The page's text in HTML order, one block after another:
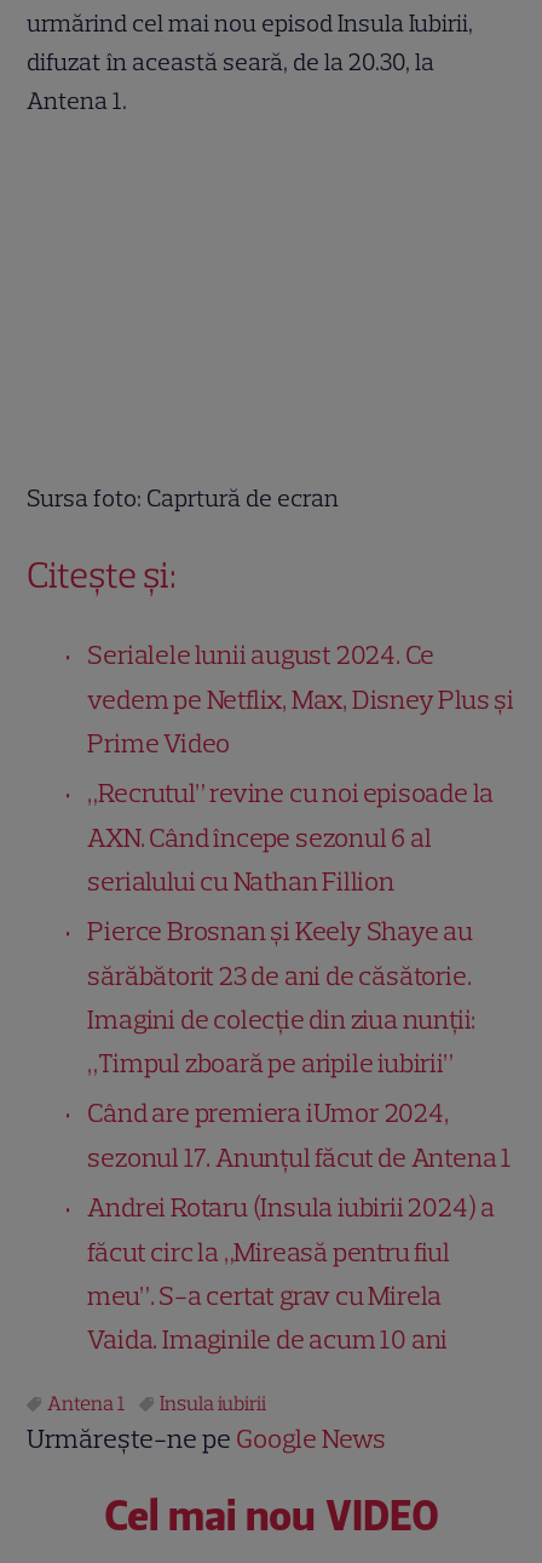
urmărind cel mai nou episod Insula Iubirii,
difuzat în această seară, de la 20.30, la
Antena 1.
Sursa foto: Caprtură de ecran
Citește și:
Serialele lunii august 2024. Ce
vedem pe Netflix, Max, Disney Plus și
Prime Video
„Recrutul” revine cu noi episoade la
AXN. Când începe sezonul 6 al
serialului cu Nathan Fillion
Pierce Brosnan și Keely Shaye au
sărăbătorit 23 de ani de căsătorie.
Imagini de colecție din ziua nunții:
„Timpul zboară pe aripile iubirii”
Când are premiera iUmor 2024,
sezonul 17. Anunțul făcut de Antena 1
Andrei Rotaru (Insula iubirii 2024) a
făcut circ la „Mireasă pentru fiul
meu”. S-a certat grav cu Mirela
Vaida. Imaginile de acum 10 ani
Antena 1 Insula iubirii
Urmărește-ne pe Google News
Cel mai nou VIDEO